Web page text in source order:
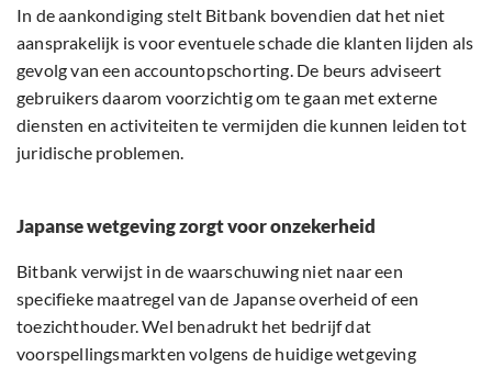
In de aankondiging stelt Bitbank bovendien dat het niet
aansprakelijk is voor eventuele schade die klanten lijden als
gevolg van een accountopschorting. De beurs adviseert
gebruikers daarom voorzichtig om te gaan met externe
diensten en activiteiten te vermijden die kunnen leiden tot
juridische problemen.
Japanse wetgeving zorgt voor onzekerheid
Bitbank verwijst in de waarschuwing niet naar een
specifieke maatregel van de Japanse overheid of een
toezichthouder. Wel benadrukt het bedrijf dat
voorspellingsmarkten volgens de huidige wetgeving